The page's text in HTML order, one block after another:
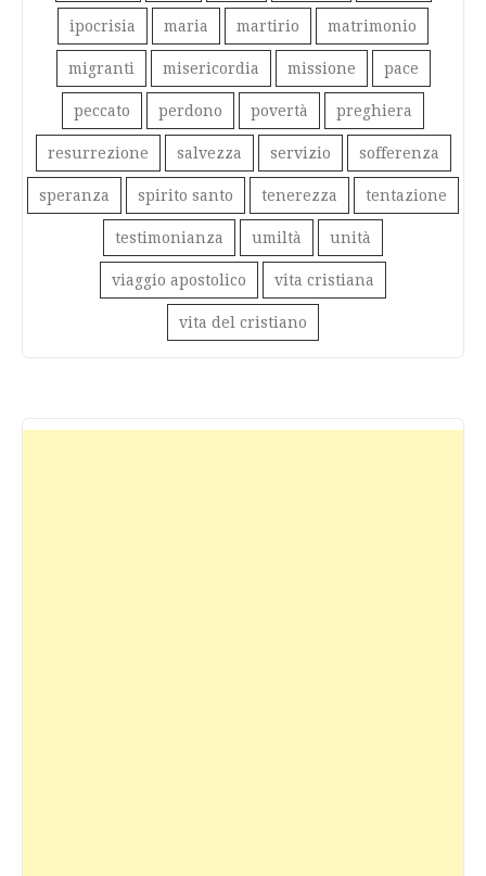
ipocrisia maria martirio matrimonio
migranti misericordia missione pace
peccato perdono povertà preghiera
resurrezione salvezza servizio sofferenza
speranza spirito santo tenerezza tentazione
testimonianza umiltà unità
viaggio apostolico vita cristiana
vita del cristiano